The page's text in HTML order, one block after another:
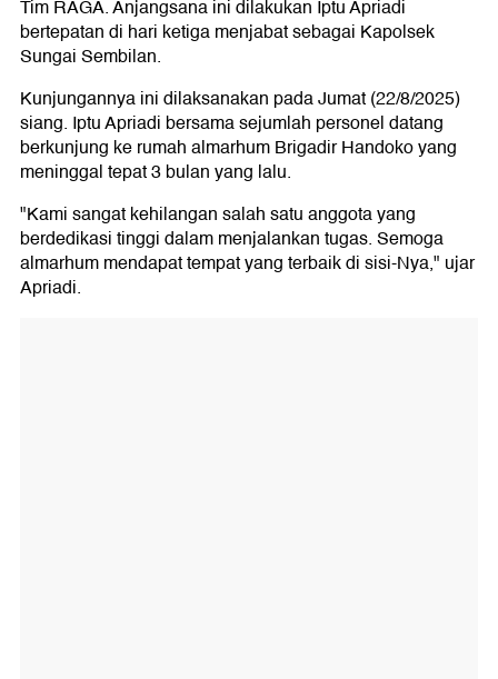
Tim RAGA. Anjangsana ini dilakukan Iptu Apriadi
bertepatan di hari ketiga menjabat sebagai Kapolsek
Sungai Sembilan.
Kunjungannya ini dilaksanakan pada Jumat (22/8/2025)
siang. Iptu Apriadi bersama sejumlah personel datang
berkunjung ke rumah almarhum Brigadir Handoko yang
meninggal tepat 3 bulan yang lalu.
"Kami sangat kehilangan salah satu anggota yang
berdedikasi tinggi dalam menjalankan tugas. Semoga
almarhum mendapat tempat yang terbaik di sisi-Nya," ujar
Apriadi.